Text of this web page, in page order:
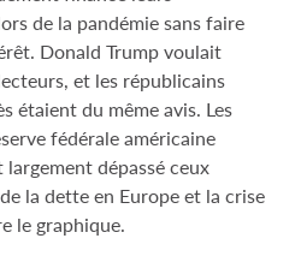
de la pandémie sans faire
Donald Trump voulait
et les républicains
étaient du même avis. Les
fédérale américaine
dépassé ceux
la dette en Europe et la crise
le graphique.